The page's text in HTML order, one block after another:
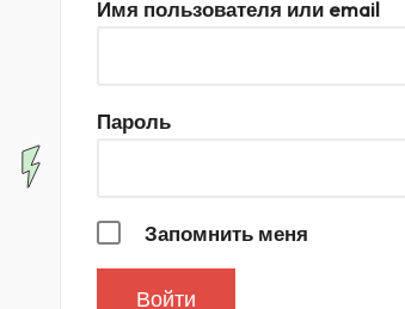
Имя пользователя или email
Пароль
Запомнить меня